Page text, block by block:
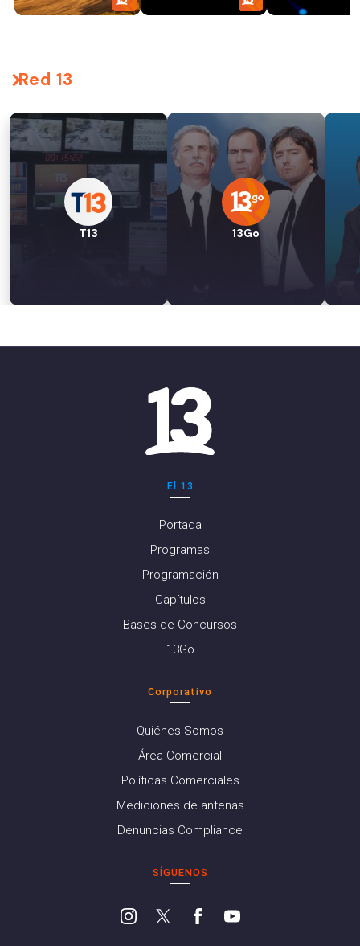
Red 13
T13 13Go
El 13
Portada
Programas
Programación
Capítulos
Bases de Concursos
13Go
Corporativo
Quiénes Somos
Área Comercial
Políticas Comerciales
Mediciones de antenas
Denuncias Compliance
SÍGUENOS